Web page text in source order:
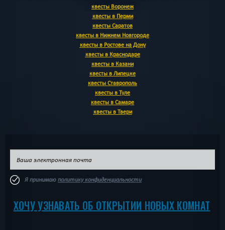
квесты Воронеж
квесты в Перми
квесты Саратов
квесты в Нижнем Новгороде
квесты в Ростове на Дону
квесты в Краснодаре
квесты в Казани
квесты в Липецке
квесты Ставрополь
квесты в Туле
квесты в Самаре
квесты в Твери
Я принимаю политику конфиденциальности
ХОЧУ УЗНАВАТЬ ОБ ОТКРЫТИИ НОВЫХ КОМНАТ